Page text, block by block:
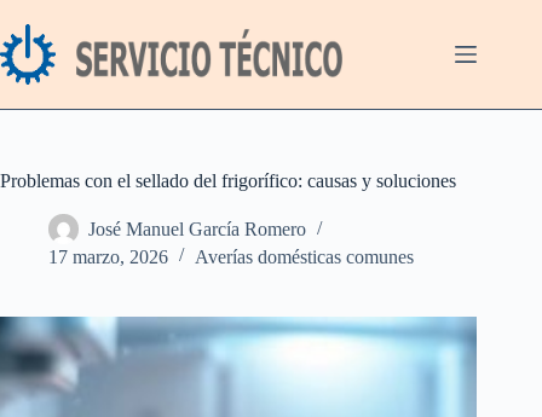
al
contenido
Problemas con el sellado del frigorífico: causas y soluciones
José Manuel García Romero
17 marzo, 2026
Averías domésticas comunes